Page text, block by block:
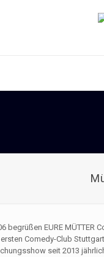
begrüßen EURE MÜTTER
Comedy-Club
seit 2013